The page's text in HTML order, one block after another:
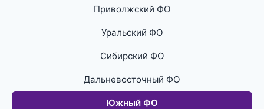
Приволжский ФО
Уральский ФО
Сибирский ФО
Дальневосточный ФО
Южный ФО